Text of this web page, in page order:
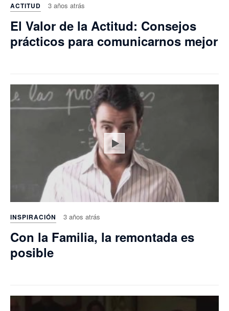
ACTITUD 3 años atrás
El Valor de la Actitud: Consejos
prácticos para comunicarnos mejor
Play
INSPIRACIÓN 3 años atrás
Con la Familia, la remontada es
posible